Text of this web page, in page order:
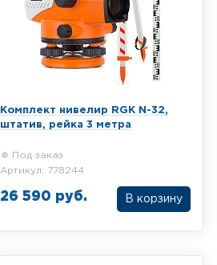
Комплект нивелир RGK N-32,
штатив, рейка 3 метра
Под заказ
Артикул: 778244
26 590 руб. В корзину